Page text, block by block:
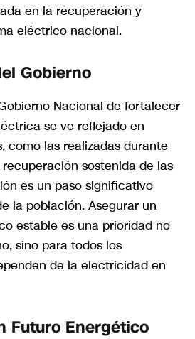
en la recuperación y
eléctrico nacional.
Gobierno
Nacional de fortalecer
se ve reflejado en
como las realizadas durante
sostenida de las
es un paso significativo
la población. Asegurar un
estable es una prioridad no
sino para todos los
de la electricidad en
Futuro Energético